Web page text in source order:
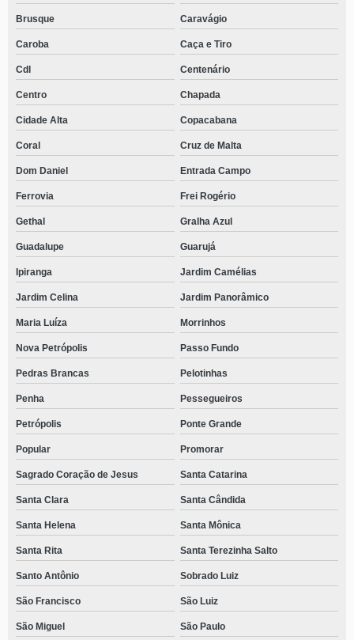
Brusque Caravágio
Caroba Caça e Tiro
Cdl Centenário
Centro Chapada
Cidade Alta Copacabana
Coral Cruz de Malta
Dom Daniel Entrada Campo
Ferrovia Frei Rogério
Gethal Gralha Azul
Guadalupe Guarujá
Ipiranga Jardim Camélias
Jardim Celina Jardim Panorâmico
Maria Luíza Morrinhos
Nova Petrópolis Passo Fundo
Pedras Brancas Pelotinhas
Penha Pessegueiros
Petrópolis Ponte Grande
Popular Promorar
Sagrado Coração de Jesus Santa Catarina
Santa Clara Santa Cândida
Santa Helena Santa Mônica
Santa Rita Santa Terezinha Salto
Santo Antônio Sobrado Luiz
São Francisco São Luiz
São Miguel São Paulo